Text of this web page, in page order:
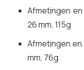
Afmetingen
26 mm, 115g
Afmetingen
mm, 76g